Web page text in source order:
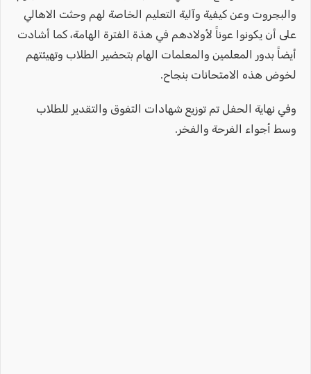
والبجروت وعن كيفية وآلية التعليم الخاصة لهم وحثت الاهالي
على أن يكونوا عوناً لأولادهم في هذة الفترة الهامة، كما أشادت
أيضاً بدور المعلمين والمعلمات الهام بتحضير الطلاب وتهيئتهم
لخوض هذه الامتحانات بنجاح.
وفي نهاية الحفل تم توزيع شهادات التفوق والتقدير للطلاب
وسط أجواء الفرحة والفخر.